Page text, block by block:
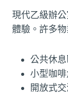
現代乙級辦
體驗。許多物
公共休
小型咖啡
開放式